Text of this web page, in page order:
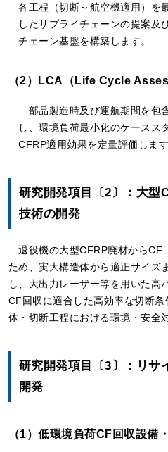
各工程（切断～航空機適用）を
したサプライチェーンの提案及
チェーン基盤を構築します。
（2）LCA（Life Cycle
部品製造時及び運航期間を包
し、環境負荷最小化のケースス
CFRP適用効果を定量評価します
研究開発項目〔2〕：大型
技術の開発
退役機の大型CFRP廃材から
ため、実大構造体から適正サイズ
し、大出力レーザー等を用いた高
CF回収に適合した高効率な切断
体・切断工程における環境・安全
研究開発項目〔3〕：リサ
開発
（1）低環境負荷CF回収設備